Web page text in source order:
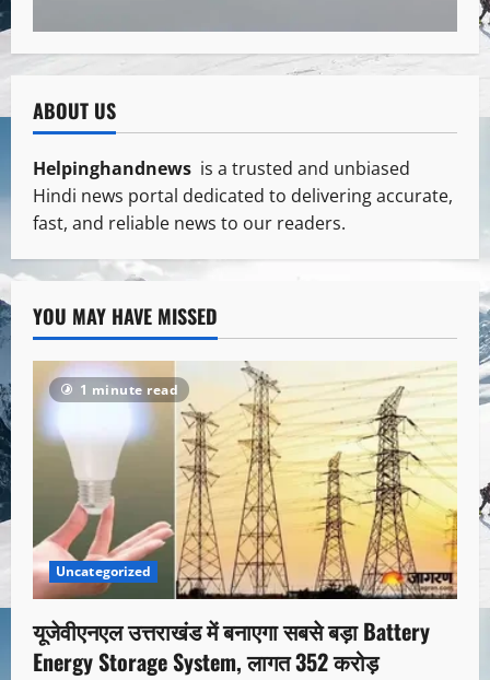
ABOUT US
Helpinghandnews is a trusted and unbiased
Hindi news portal dedicated to delivering accurate,
fast, and reliable news to our readers.
YOU MAY HAVE MISSED
1 minute read
Uncategorized
यूजेवीएनएल उत्तराखंड में बनाएगा सबसे बड़ा Battery
Energy Storage System, लागत 352 करोड़